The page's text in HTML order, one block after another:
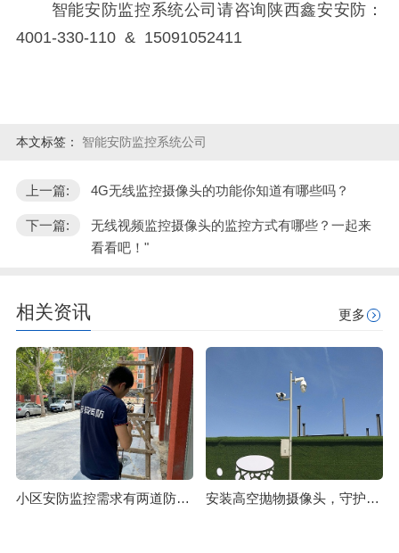
智能安防监控系统公司请咨询陕西鑫安安防：
4001-330-110 & 15091052411
本文标签： 智能安防监控系统公司
上一篇: 4G无线监控摄像头的功能你知道有哪些吗？
下一篇:
无线视频监控摄像头的监控方式有哪些？一起来
看看吧！"
相关资讯 更多
小区安防监控需求有两道防线必须要注意 安装高空抛物摄像头，守护市民们的“头顶安全”